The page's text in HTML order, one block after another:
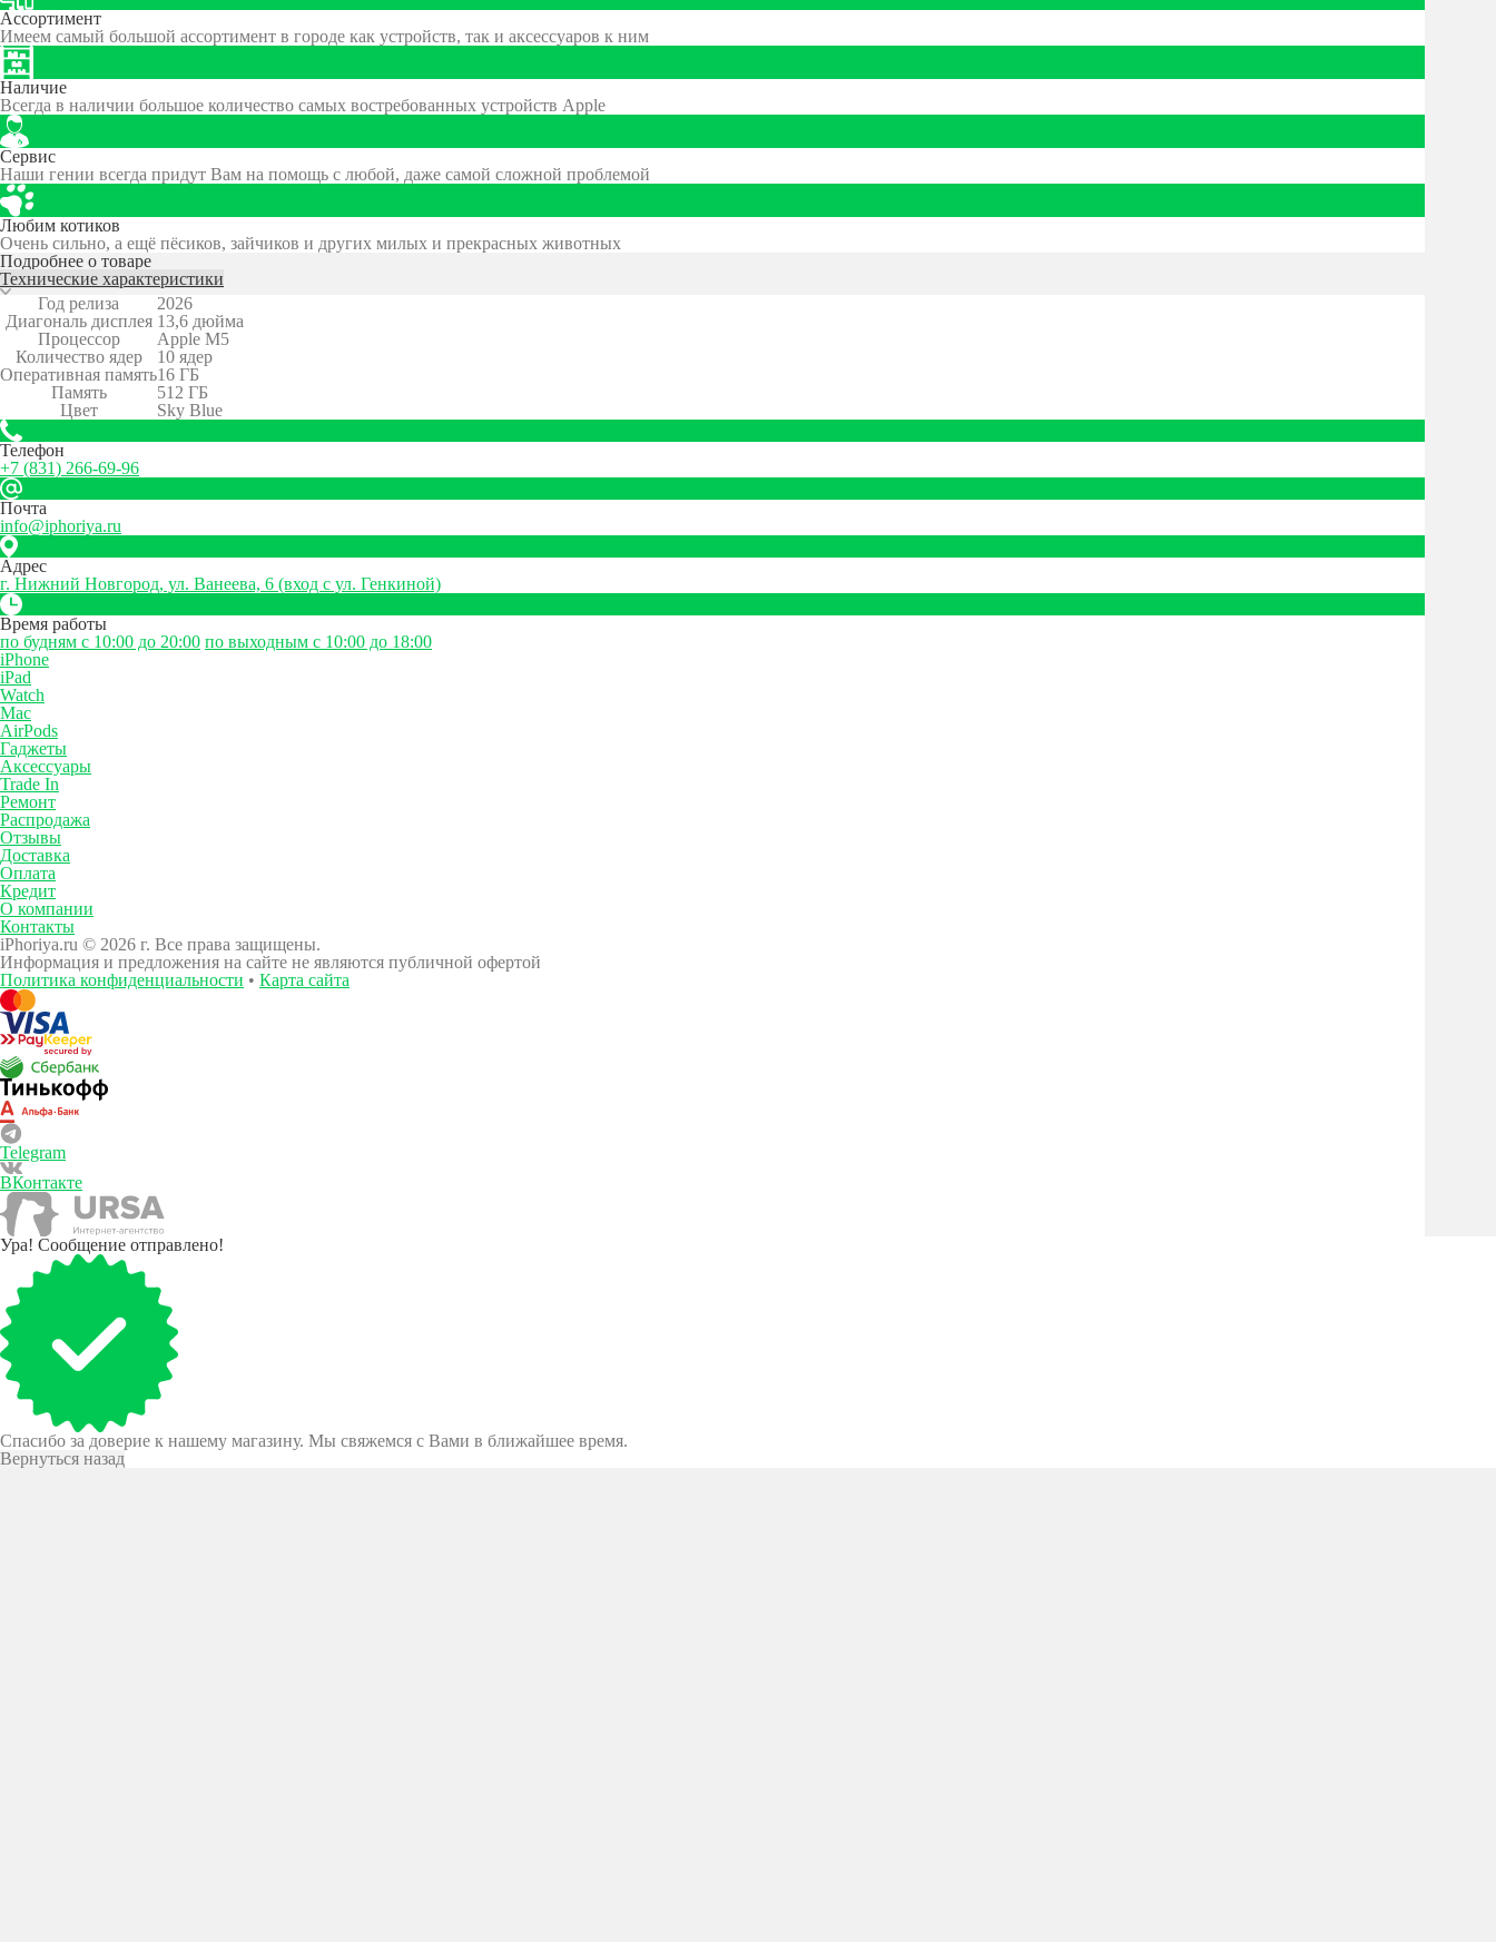
Ассортимент
Имеем самый большой ассортимент в городе как устройств, так и аксессуаров к ним
Наличие
Всегда в наличии большое количество самых востребованных устройств Apple
Сервис
Наши гении всегда придут Вам на помощь с любой, даже самой сложной проблемой
Любим котиков
Очень сильно, а ещё пёсиков, зайчиков и других милых и прекрасных животных
Подробнее о товаре
Технические характеристики
Год релиза
2026
Диагональ дисплея 13,6 дюйма
Процессор
Apple M5
Количество ядер
10 ядер
Оперативная память16 ГБ
Память
512 ГБ
Цвет
Sky Blue
Телефон
+7 (831) 266-69-96
Почта
info@iphoriya.ru
Адрес
г. Нижний Новгород, ул. Ванеева, 6 (вход с ул. Генкиной)
Время работы
по будням с 10:00 до 20:00 по выходным с 10:00 до 18:00
iPhone
iPad
Watch
Mac
AirPods
Гаджеты
Аксессуары
Trade In
Ремонт
Распродажа
Отзывы
Доставка
Оплата
Кредит
О компании
Контакты
iPhoriya.ru © 2026 г. Все права защищены.
Информация и предложения на сайте не являются публичной офертой
Политика конфиденциальности • Карта сайта
Telegram
ВКонтакте
Ура! Сообщение отправлено!
Спасибо за доверие к нашему магазину. Мы свяжемся с Вами в ближайшее время.
Вернуться назад